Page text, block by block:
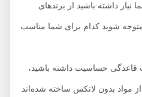
باشید از برند‌های
شوید کدام برای شما مناسب
حساسیت داشته باشید،
بدون لاتکس ساخته شده‌اند